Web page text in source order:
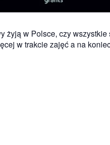
żyją w Polsce, czy
w trakcie zajęć a na